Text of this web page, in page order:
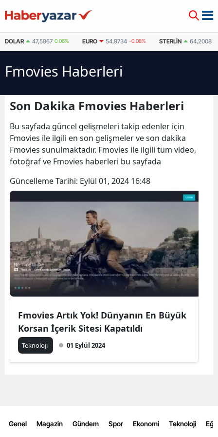
DOLAR 47,5967 0.06% EURO 54,9734 -0.08% STERLIN 64,2008
Fmovies Haberleri
Son Dakika Fmovies Haberleri
Bu sayfada güncel gelişmeleri takip edenler için
Fmovies ile ilgili en son gelişmeler ve son dakika
Fmovies sunulmaktadır. Fmovies ile ilgili tüm video,
fotoğraf ve Fmovies haberleri bu sayfada
Güncelleme Tarihi: Eylül 01, 2024 16:48
Fmovies Artık Yok! Dünyanın En Büyük
Korsan İçerik Sitesi Kapatıldı
Teknoloji 01 Eylül 2024
Genel Magazin Gündem Spor Ekonomi Teknoloji